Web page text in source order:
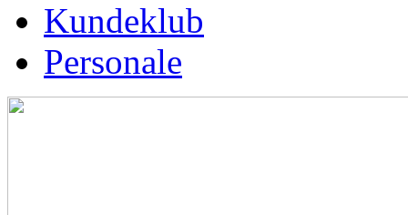
Kundeklub
Personale